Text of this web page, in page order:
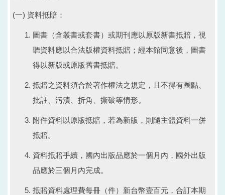
(一) 資料抵賠：
圖書（含叢書或套書）或期刊應以原版新書抵賠，視
聽資料應以合法版權資料抵賠；經本館同意後，圖書
得以新版或原版舊書抵賠。
抵賠之資料須合於著作權法之規定，且不得有圈點、
批註、污漬、折角、撕破等情形。
附件資料以原版抵賠，若為新版，則隨主體資料一併
抵賠。
資料抵賠手續，國內出版品應於一個月內，國外出版
品應於三個月內完成。
抵賠資料處理費每冊（件）新台幣壹百元，合訂本期